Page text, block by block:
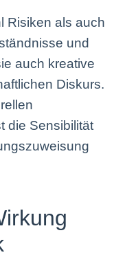
Risiken als auch
und
auch kreative
Diskurs.
die Sensibilität